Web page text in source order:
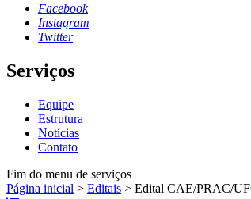
Facebook
Instagram
Twitter
Serviços
Equipe
Estrutura
Notícias
Contato
Fim do menu de serviços
Página inicial > Editais > Edital CAE/PRAC/